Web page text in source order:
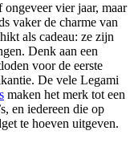
vier jaar, maar
vaker de charme van
als cadeau: ze zijn
Denk aan een
voor de eerste
De vele Legami
maken het merk tot een
en iedereen die op
te hoeven uitgeven.